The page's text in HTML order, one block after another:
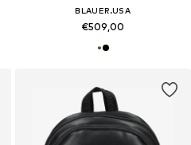
BLAUER.USA
€509,00